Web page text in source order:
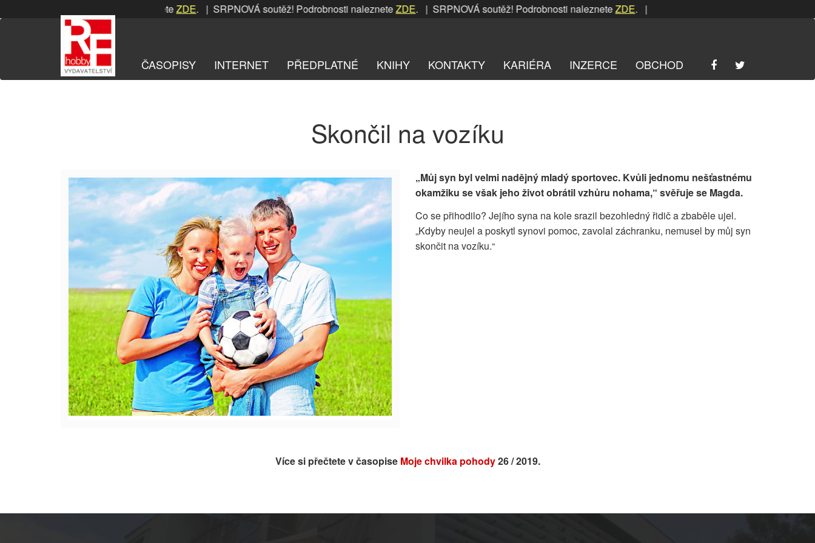
na
. | SRPNOVÁ soutěž! Podrobnosti nalezneteZDE. | SRPNOVÁ soutěž! Podrobnosti nalezneteZDE. | SRPNOVÁ soutěž! Podrobnosti naleznete
ČASOPISY INTERNET PŘEDPLATNÉ KNIHY KONTAKTY KARIÉRA INZERCE OBCHOD
Skončil na vozíku
„Můj syn byl velmi nadějný mladý sportovec. Kvůli jednomu nešťastnému
okamžiku se však jeho život obrátil vzhůru nohama,“ svěřuje se Magda.
Co se přihodilo? Jejího syna na kole srazil bezohledný řidič a zbaběle ujel.
„Kdyby neujel a poskytl synovi pomoc, zavolal záchranku, nemusel by můj syn
skončit na vozíku.“
Více si přečtete v časopise Moje chvilka pohody26 / 2019.